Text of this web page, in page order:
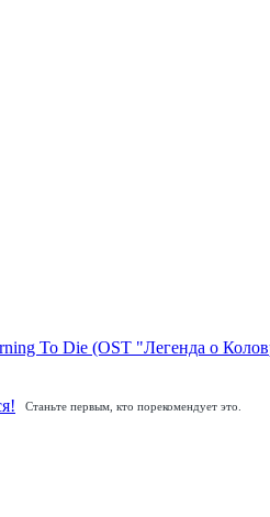
To Die (OST "Легенда о
Станьте первым, кто порекомендует это.